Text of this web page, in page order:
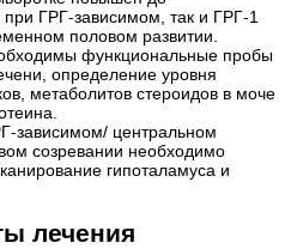
при ГРГ-зависимом, так и ГРГ-1
половом развитии.
функциональные пробы
определение уровня
метаболитов стероидов в моче
зависимом/ центральном
созревании необходимо
гипоталамуса и
лечения